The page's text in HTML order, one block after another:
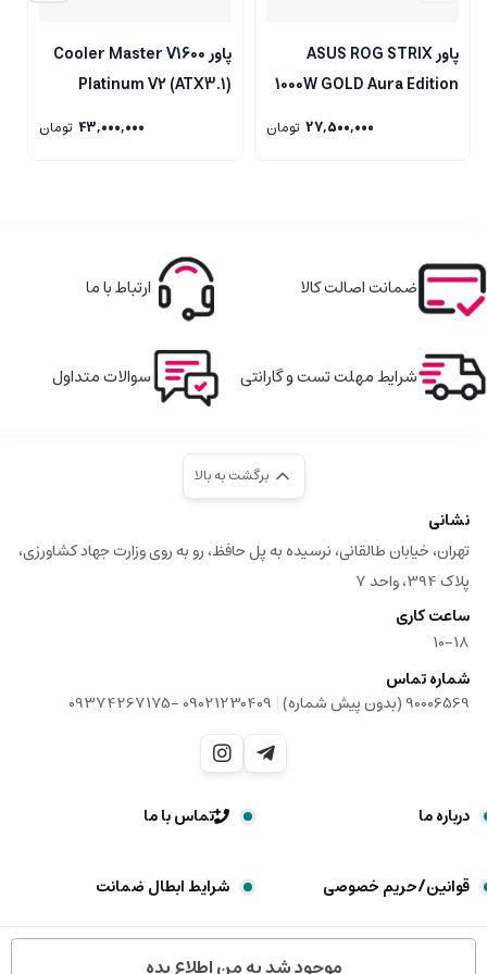
موجود شد به من اطلاع بده
پاور ASUS ROG STRIX
1000W GOLD Aura Edition
27,500,000 تومان
پاور Cooler Master V1600
Platinum V2 (ATX3.1)
43,000,000 تومان
ضمانت اصالت کالا ارتباط با ما
شرایط مهلت تست و گارانتی سوالات متداول
برگشت به بالا
نشانی
تهران، خیابان طالقانی، نرسیده به پل حافظ، رو به روی وزارت جهاد کشاورزی،
پلاک 394، واحد 7
ساعت کاری
10-18
شماره تماس
90006569 (بدون پیش شماره)
|
09021230409 -09374267175
درباره ما تماس با ما
قوانین/حریم خصوصی شرایط ابطال ضمانت